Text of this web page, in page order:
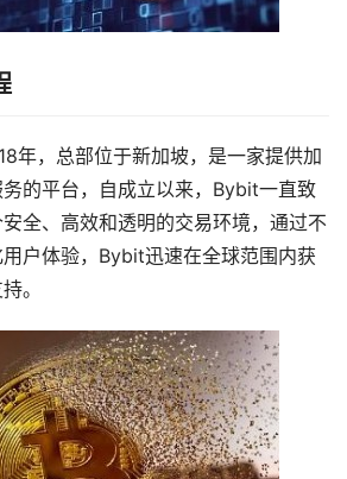
年，总部位于新加坡，是一家提供加
的平台，自成立以来，Bybit一直致
全、高效和透明的交易环境，通过不
户体验，Bybit迅速在全球范围内获
。